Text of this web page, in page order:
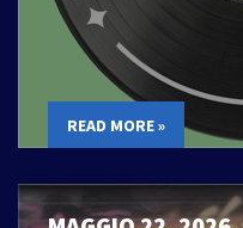
READ MORE »